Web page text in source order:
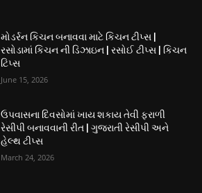
મોડર્રન કિચન બનાવવા માટે કિચન ટીપ્સ |
રસોડામાં કિચન ની ડિઝાઇન | રસોઈ ટીપ્સ | કિચન
ટિપ્સ
June 15, 2026
ઉપવાસના દિવસોમાં ખાય શકાય તેવી ફરાળી
રેસીપી બનાવવાની રીત | ગુજરાતી રેસીપી અને
હેલ્થ ટીપ્સ
March 24, 2026